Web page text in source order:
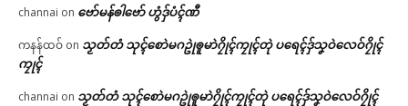
channai on ဗော်မန်ၜါဗော် ဟွံဒှ်ပံၚ်ဏီ
ကနန်ထဝ် on သၟတ်တံ သုၚ်စောဲမဂဥုဲၜူမာဲဂၠိုၚ်ကၠုၚ်တုဲ ပရေၚ်ဒှ်သၞဝဲလေဝ်ဂၠိုၚ်
ကၠုၚ်
channai on သၟတ်တံ သုၚ်စောဲမဂဥုဲၜူမာဲဂၠိုၚ်ကၠုၚ်တုဲ ပရေၚ်ဒှ်သၞဝဲလေဝ်ဂၠိုၚ်